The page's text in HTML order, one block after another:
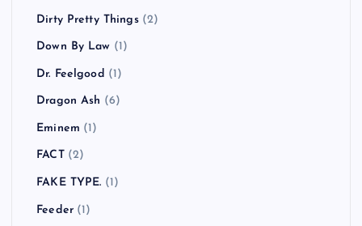
Dirty Pretty Things(2)
Down By Law (1)
Dr. Feelgood (1)
Dragon Ash (6)
Eminem (1)
FACT(2)
FAKE TYPE. (1)
Feeder(1)